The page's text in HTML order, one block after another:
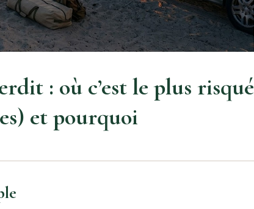
: où c’est le plus risqué
et pourquoi